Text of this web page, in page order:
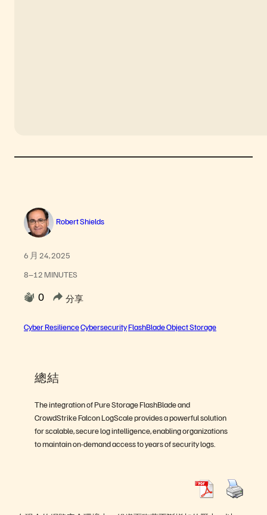
Robert Shields
6 月 24, 2025
8–12 MINUTES
0 分享
Cyber ResilienceCybersecurityFlashBlade Object Storage
總結
The integration of Pure Storage FlashBlade and
CrowdStrike Falcon LogScale provides a powerful solution
for scalable, secure log intelligence, enabling organizations
to maintain on-demand access to years of security logs.